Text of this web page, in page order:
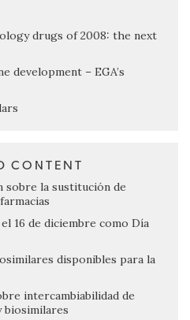
drugs of 2008: the next
development – EGA’s
CONTENT
sobre la sustitución de
16 de diciembre como Día
disponibles para la
intercambiabilidad de
biosimilares